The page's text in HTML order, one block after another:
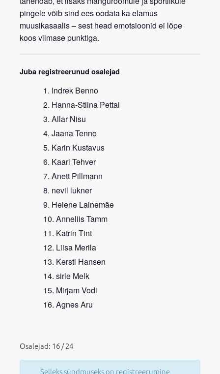
pingele võib sind ees oodata ka elamus
muusikasaalis – sest head emotsioonid ei lõpe
koos viimase punktiga.
Juba registreerunud osalejad
Indrek Benno
Hanna-Stiina Pettai
Allar Nisu
Jaana Tenno
Karin Kustavus
Kaari Tehver
Anett Pillmann
nevil lukner
Helene Lainemäe
Anneliis Tamm
Katrin Tint
Liisa Merila
Kersti Hansen
sirle Melk
Mirjam Vodi
Agnes Aru
Osalejad: 16 / 24
Selleks sündmuseks on registreerumine